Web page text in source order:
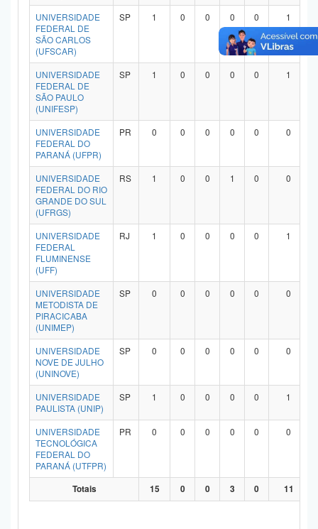
UNIVERSIDADE
FEDERAL DE
SÃO CARLOS
(UFSCAR)
SP 1 0 0 0 0 1
UNIVERSIDADE
FEDERAL DE
SÃO PAULO
(UNIFESP)
SP 1 0 0 0 0 1
UNIVERSIDADE
FEDERAL DO
PARANÁ (UFPR)
PR 0 0 0 0 0 0
UNIVERSIDADE
FEDERAL DO RIO
GRANDE DO SUL
(UFRGS)
RS 1 0 0 1 0 0
UNIVERSIDADE
FEDERAL
FLUMINENSE
(UFF)
RJ 1 0 0 0 0 1
UNIVERSIDADE
METODISTA DE
PIRACICABA
(UNIMEP)
SP 0 0 0 0 0 0
UNIVERSIDADE
NOVE DE JULHO
(UNINOVE)
SP 0 0 0 0 0 0
UNIVERSIDADE
PAULISTA (UNIP)
SP 1 0 0 0 0 1
UNIVERSIDADE
TECNOLÓGICA
FEDERAL DO
PARANÁ (UTFPR)
PR 0 0 0 0 0 0
Totais 15 0 0 3 0 11